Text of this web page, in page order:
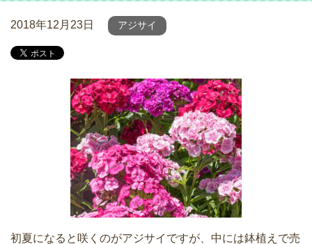
2018年12月23日 アジサイ
初夏になると咲くのがアジサイですが、中には鉢植えで売